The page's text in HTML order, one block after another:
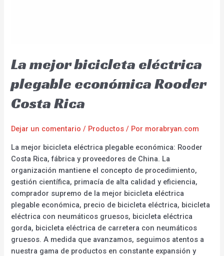
La mejor bicicleta eléctrica
plegable económica Rooder
Costa Rica
Dejar un comentario / Productos / Por morabryan.com
La mejor bicicleta eléctrica plegable económica: Rooder
Costa Rica, fábrica y proveedores de China. La
organización mantiene el concepto de procedimiento,
gestión científica, primacía de alta calidad y eficiencia,
comprador supremo de la mejor bicicleta eléctrica
plegable económica, precio de bicicleta eléctrica, bicicleta
eléctrica con neumáticos gruesos, bicicleta eléctrica
gorda, bicicleta eléctrica de carretera con neumáticos
gruesos. A medida que avanzamos, seguimos atentos a
nuestra gama de productos en constante expansión y